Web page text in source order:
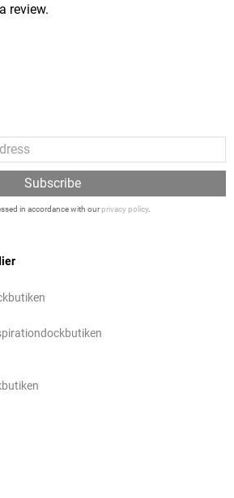
review.
Subscribe
in accordance with ourprivacy policy.